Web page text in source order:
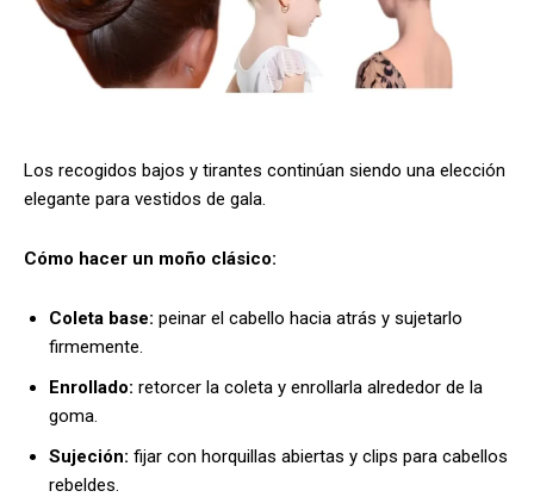
Los recogidos bajos y tirantes continúan siendo una elección
elegante para vestidos de gala.
Cómo hacer un moño clásico:
Coleta base: peinar el cabello hacia atrás y sujetarlo
firmemente.
Enrollado: retorcer la coleta y enrollarla alrededor de la
goma.
Sujeción: fijar con horquillas abiertas y clips para cabellos
rebeldes.